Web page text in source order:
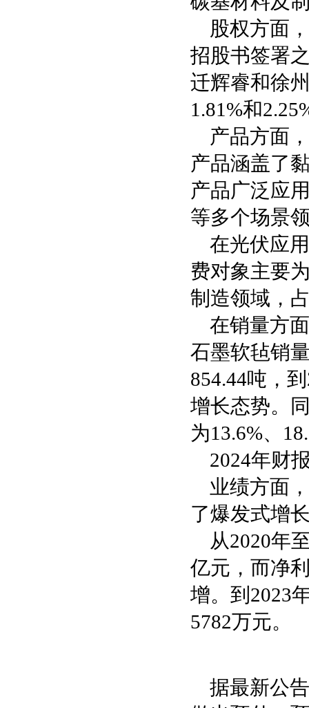
股权方面
招股书签署
迁辉睿和徐
1.81%和
产品方面
产品涵盖了
产品广泛应
等多个场景
在光伏应
费对象主要
制造领域，
在销量方
石墨软毡销
854.44吨，
增长态势。
为13.6%、
2024年财
业绩方面
了爆发式增
从2020年
亿元，而净
增。到2023
5782万元。
据最新公